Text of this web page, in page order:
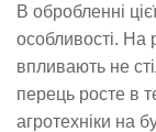
В обробленні
особливості. На
впливають не
перець росте в
агротехніки на